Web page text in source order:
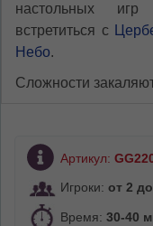
настольных
встретиться с
Небо.
Сложности
Артикул:
Игроки: от 2
Время: 30-40